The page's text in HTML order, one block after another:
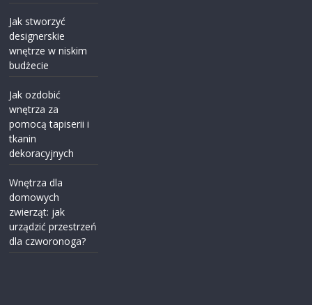
Jak stworzyć
designerskie
wnętrze w niskim
budżecie
Jak ozdobić
wnętrza za
pomocą tapiserii i
tkanin
dekoracyjnych
Wnętrza dla
domowych
zwierząt: jak
urządzić przestrzeń
dla czworonoga?